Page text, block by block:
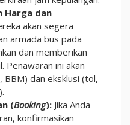
Harga dan
akan segera
armada bus pada
dan memberikan
Penawaran ini akan
BBM) dan eksklusi (tol,
(Booking): Jika Anda
konfirmasikan